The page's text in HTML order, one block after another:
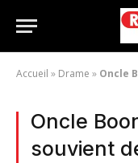
Accueil » Drame » Oncle
Oncle
souvient